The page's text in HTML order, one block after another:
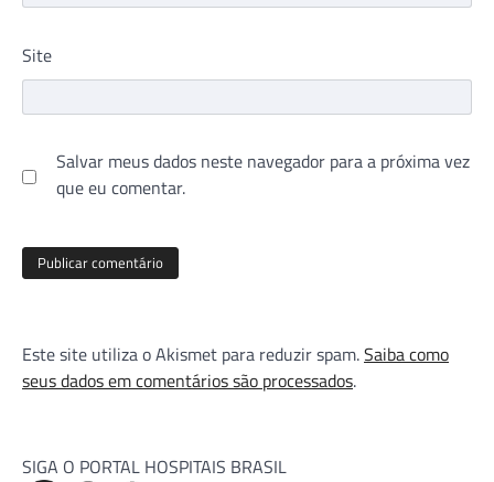
Site
Salvar meus dados neste navegador para a próxima vez
que eu comentar.
Este site utiliza o Akismet para reduzir spam.Saiba como
seus dados em comentários são processados.
SIGA O PORTAL HOSPITAIS BRASIL